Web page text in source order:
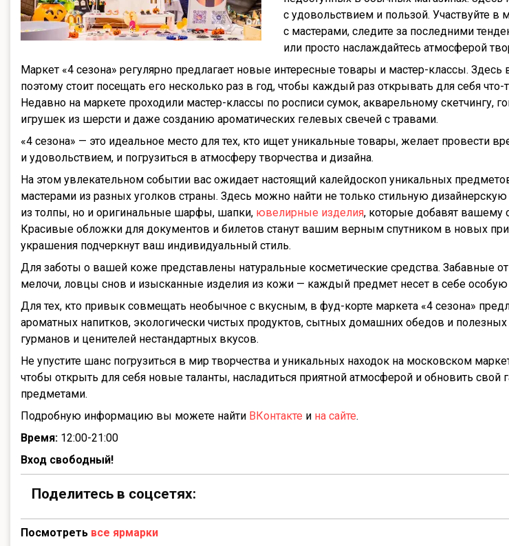
с удовольствием и пользой. Участвуйте в
с мастерами, следите за последними
или просто наслаждайтесь атмосферой
Маркет «4 сезона» регулярно предлагает новые интересные товары и мастер-классы. Здесь
поэтому стоит посещать его несколько раз в год, чтобы каждый раз открывать для себя что-
Недавно на маркете проходили мастер-классы по росписи сумок, акварельному скетчингу,
игрушек из шерсти и даже созданию ароматических гелевых свечей с травами.
«4 сезона» — это идеальное место для тех, кто ищет уникальные товары, желает провести
и удовольствием, и погрузиться в атмосферу творчества и дизайна.
На этом увлекательном событии вас ожидает настоящий калейдоскоп уникальных
мастерами из разных уголков страны. Здесь можно найти не только стильную
из толпы, но и оригинальные шарфы, шапки, ювелирные изделия, которые добавят вашему
Красивые обложки для документов и билетов станут вашим верным спутником в новых
украшения подчеркнут ваш индивидуальный стиль.
Для заботы о вашей коже представлены натуральные косметические средства. Забавные
мелочи, ловцы снов и изысканные изделия из кожи — каждый предмет несет в себе особую
Для тех, кто привык совмещать необычное с вкусным, в фуд-корте маркета «4 сезона»
ароматных напитков, экологически чистых продуктов, сытных домашних обедов и полезных
гурманов и ценителей нестандартных вкусов.
Не упустите шанс погрузиться в мир творчества и уникальных находок на московском
чтобы открыть для себя новые таланты, насладиться приятной атмосферой и обновить свой
предметами.
Подробную информацию вы можете найти ВКонтакте и на сайте.
Время: 12:00-21:00
Вход свободный!
Поделитесь в соцсетях:
Посмотреть все ярмарки